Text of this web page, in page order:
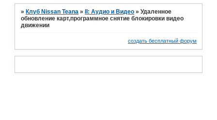
» Клуб Nissan Teana » II: Аудио и Bидео »Удаленное
обновление карт,программное снятие блокировки видео
движении
создать бесплатный форум